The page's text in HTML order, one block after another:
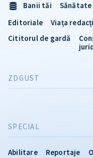
SPECIAL
Abilitare Reportaje
Banii tăi Sănătate
Editoriale
Viața
Cititorul de gardă
ZDGUST